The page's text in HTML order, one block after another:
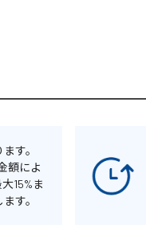
す。
額によ
15%ま
す。